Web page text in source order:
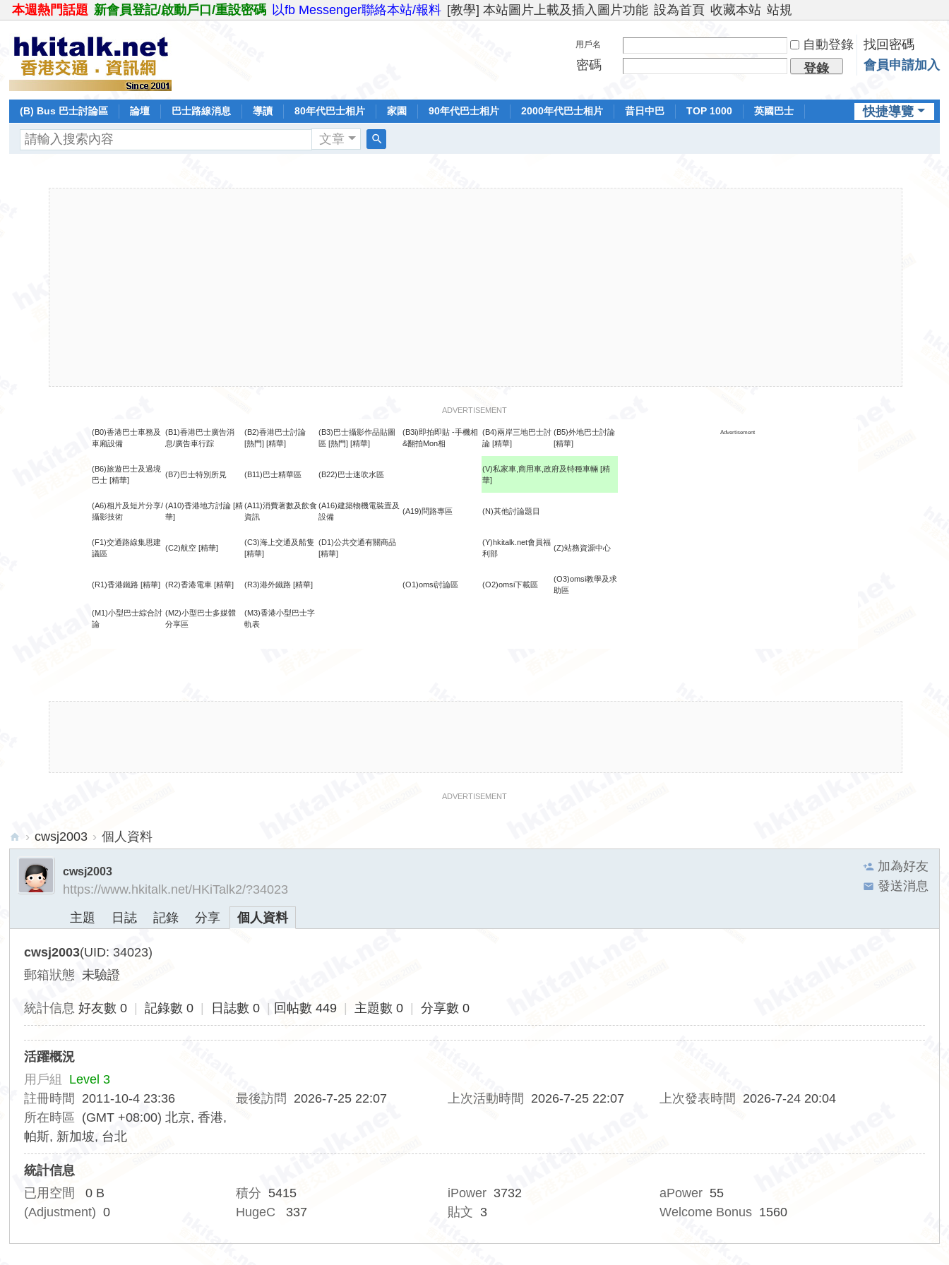
本週熱門話題 新會員登記/啟動戶口/重設密碼 以fb Messenger聯絡本站/報料 [教學] 本站圖片上載及插入圖片功能 設為首頁 收藏本站 站規
用戶名 自動登錄
找回密碼
密碼
登錄 會員申請加入
快捷導覽
(B) Bus 巴士討論區 論壇 巴士路線消息 導讀 80年代巴士相片 家園 90年代巴士相片 2000年代巴士相片 昔日中巴 TOP 1000
英國巴士
文章
ADVERTISEMENT
(B0)香港巴士車務及
車廂設備
(B1)香港巴士廣告消
息/廣告車行踪
(B2)香港巴士討論
[熱門] [精華]
(B3)巴士攝影作品貼圖
區 [熱門] [精華]
(B3i)即拍即貼 -手機相
&翻拍Mon相
(B4)兩岸三地巴士討
論 [精華]
(B5)外地巴士討論
[精華]
Advertisement
(B6)旅遊巴士及過境
巴士 [精華]
(B7)巴士特別所見 (B11)巴士精華區 (B22)巴士迷吹水區
(V)私家車,商用車,政府及特種車輛 [精
華]
(A6)相片及短片分享/
攝影技術
(A10)香港地方討論 [精
華]
(A11)消費著數及飲食
資訊
(A16)建築物機電裝置及
設備
(A19)問路專區 (N)其他討論題目
(F1)交通路線集思建
議區
(C2)航空 [精華]
(C3)海上交通及船隻
[精華]
(D1)公共交通有關商品
[精華]
(Y)hkitalk.net會員福
利部
(Z)站務資源中心
(R1)香港鐵路 [精華] (R2)香港電車 [精華] (R3)港外鐵路 [精華] (O1)omsi討論區 (O2)omsi下載區
(O3)omsi教學及求
助區
(M1)小型巴士綜合討
論
(M2)小型巴士多媒體
分享區
(M3)香港小型巴士字
軌表
ADVERTISEMENT
hk
lk.
› cwsj2003 › 個人資料
加為好友
發送消息
cwsj2003
https://www.hkitalk.net/HKiTalk2/?34023
主題
日誌 記錄 分享 個人資料
cwsj2003(UID: 34023)
郵箱狀態 未驗證
統計信息 好友數 0 記錄數 0 日誌數 0 回帖數 449 主題數 0 分享數 0
活躍概況
用戶組 Level 3
註冊時間
2011-10-4 23:36 最後訪問 2026-7-25 22:07 上次活動時間 2026-7-25 22:07 上次發表時間
2026-7-24 20:04
所在時區
(GMT +08:00) 北京, 香港,
帕斯, 新加坡, 台北
統計信息
已用空間
0 B 積分 5415 iPower 3732 aPower 55
(Adjustment) 0 HugeC 337 貼文 3 Welcome Bonus 1560